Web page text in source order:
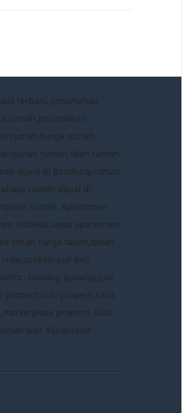
terbaru,perumahan
rumah,perumahan
rumah,harga rumah
rumah,iklan rumah,
dijual di Bandung,rumah
dijual di
rumah. Apartemen
terdekat,sewa apartemen
tanah,harga tanah,tanah
jual beli
Gudang gudang,jual
properti,info properti,situs
properti. Villa
kost dijual,sewa